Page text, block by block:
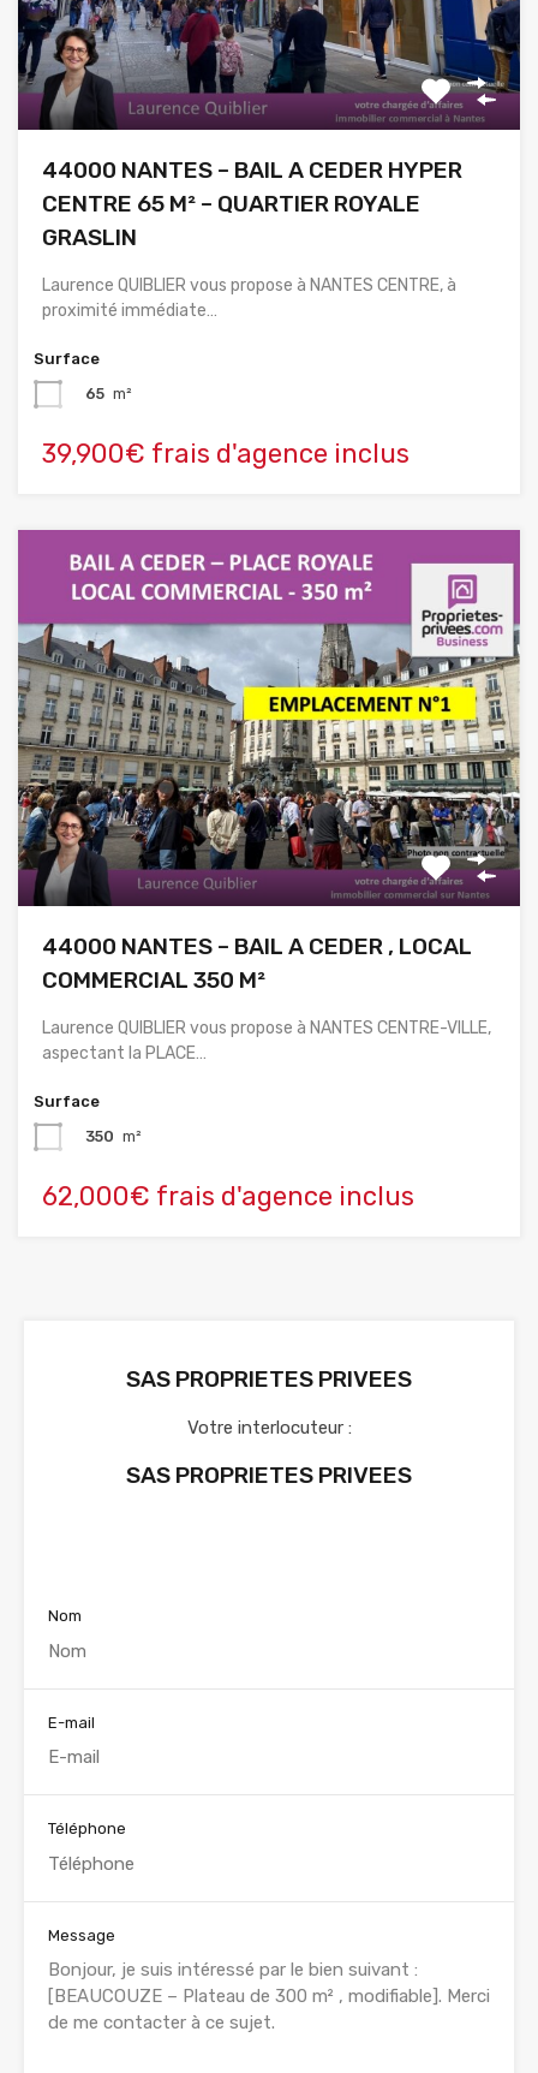
44000 NANTES – BAIL A CEDER HYPER
CENTRE 65 M² – QUARTIER ROYALE
GRASLIN
Laurence QUIBLIER vous propose à NANTES CENTRE, à
proximité immédiate…
Surface
65 m²
39,900€ frais d'agence inclus
44000 NANTES – BAIL A CEDER , LOCAL
COMMERCIAL 350 M²
Laurence QUIBLIER vous propose à NANTES CENTRE-VILLE,
aspectant la PLACE…
Surface
350 m²
62,000€ frais d'agence inclus
SAS PROPRIETES PRIVEES
Votre interlocuteur :
SAS PROPRIETES PRIVEES
Nom
E-mail
Téléphone
Message